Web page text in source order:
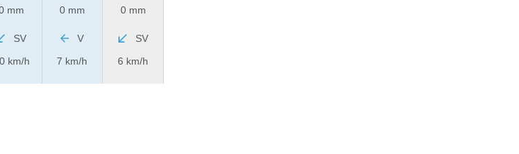
mm
SV
km/h
0 mm
V
7 km/h
0 mm
SV
6 km/h